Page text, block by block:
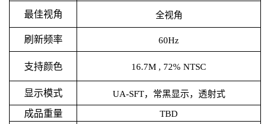
最佳视角 全视角
刷新频率 60Hz
支持颜色 16.7M , 72% NTSC
显示模式 UA-SFT，常黑显示，透射式
成品重量 TBD